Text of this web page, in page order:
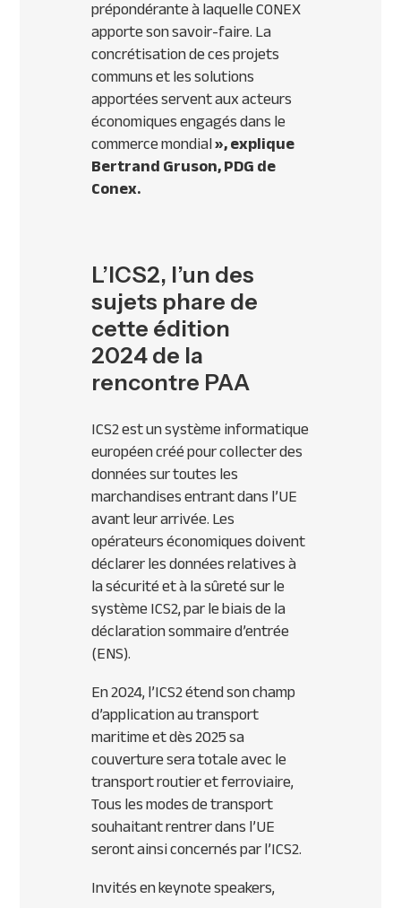
prépondérante à laquelle CONEX
apporte son savoir-faire. La
concrétisation de ces projets
communs et les solutions
apportées servent aux acteurs
économiques engagés dans le
commerce mondial»,explique
Bertrand Gruson, PDG de
Conex.
L’ICS2, l’un des
sujets phare de
cette édition
2024 de la
rencontre PAA
ICS2 est un système informatique
européen créé pour collecter des
données sur toutes les
marchandises entrant dans l’UE
avant leur arrivée. Les
opérateurs économiques doivent
déclarer les données relatives à
la sécurité et à la sûreté sur le
système ICS2, par le biais de la
déclaration sommaire d’entrée
(ENS).
En 2024, l’ICS2 étend son champ
d’application au transport
maritime et dès 2025 sa
couverture sera totale avec le
transport routier et ferroviaire,
Tous les modes de transport
souhaitant rentrer dans l’UE
seront ainsi concernés par l’ICS2.
Invités en keynote speakers,